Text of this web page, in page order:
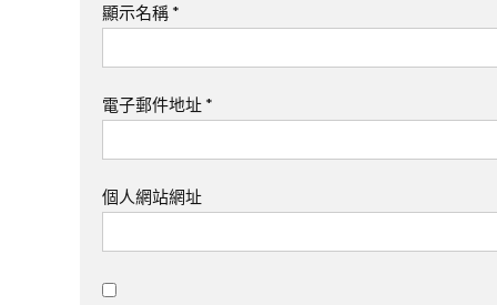
顯示名稱 *
電子郵件地址 *
個人網站網址